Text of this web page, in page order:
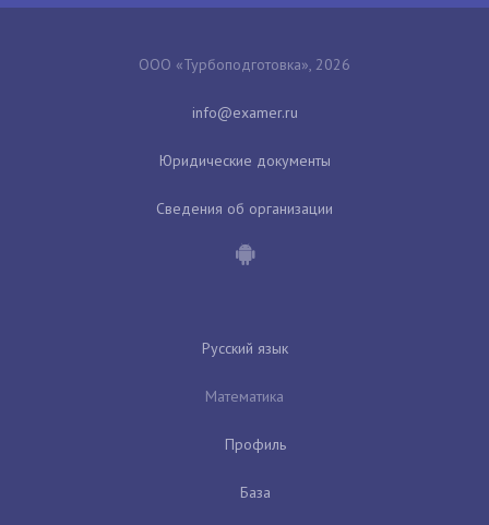
ООО «Турбоподготовка», 2026
Юридические документы
Сведения об организации
Русский язык
Математика
Профиль
База